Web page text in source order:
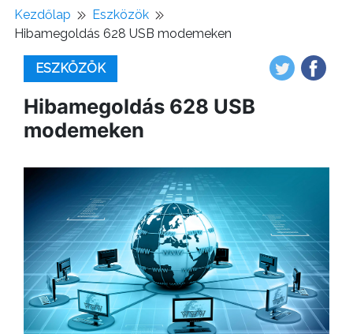
Kezdőlap
Eszközök
Hibamegoldás 628 USB modemeken
ESZKÖZÖK
Hibamegoldás 628 USB
modemeken